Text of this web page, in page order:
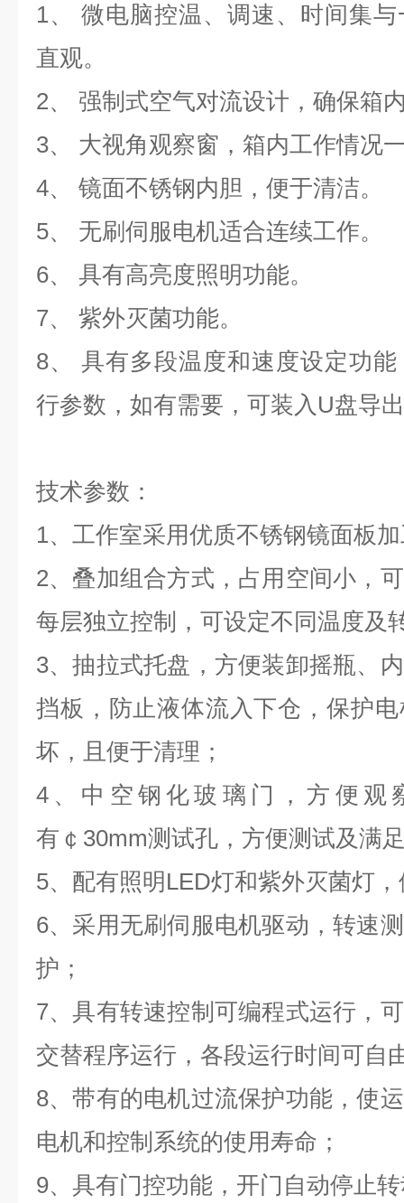
1、 微电脑控温、调速、时间集
直观。
2、 强制式空气对流设计，确保箱
3、 大视角观察窗，箱内工作情况
4、 镜面不锈钢内胆，便于清洁。
5、 无刷伺服电机适合连续工作。
6、 具有高亮度照明功能。
7、 紫外灭菌功能。
8、 具有多段温度和速度设定功
行参数，如有需要，可装入U盘导
技术参数：
1、工作室采用优质不锈钢镜面板
2、叠加组合方式，占用空间小，
每层独立控制，可设定不同温度及
3、抽拉式托盘，方便装卸摇瓶、
挡板，防止液体流入下仓，保护
坏，且便于清理；
4 、中空钢化玻璃门，方便观
有￠ 30mm测试孔，方便测试及满
5、配有照明 LED灯和紫外灭菌灯
6、采用无刷伺服电机驱动，转速
护；
7、具有转速控制可编程式运行，
交替程序运行，各段运行时间可自
8、带有的电机过流保护功能，使
电机和控制系统的使用寿命；
9、具有门控功能，开门自动停止